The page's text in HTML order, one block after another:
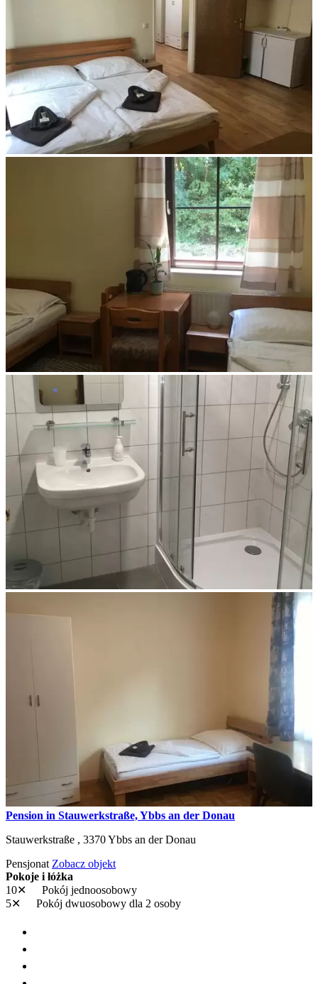
Pension in Stauwerkstraße, Ybbs an der Donau
Stauwerkstraße , 3370Ybbs an der Donau
PensjonatZobacz objekt
Pokoje i łóżka
10✕
Pokój jednoosobowy
5✕
Pokój dwuosobowy dla 2 osoby